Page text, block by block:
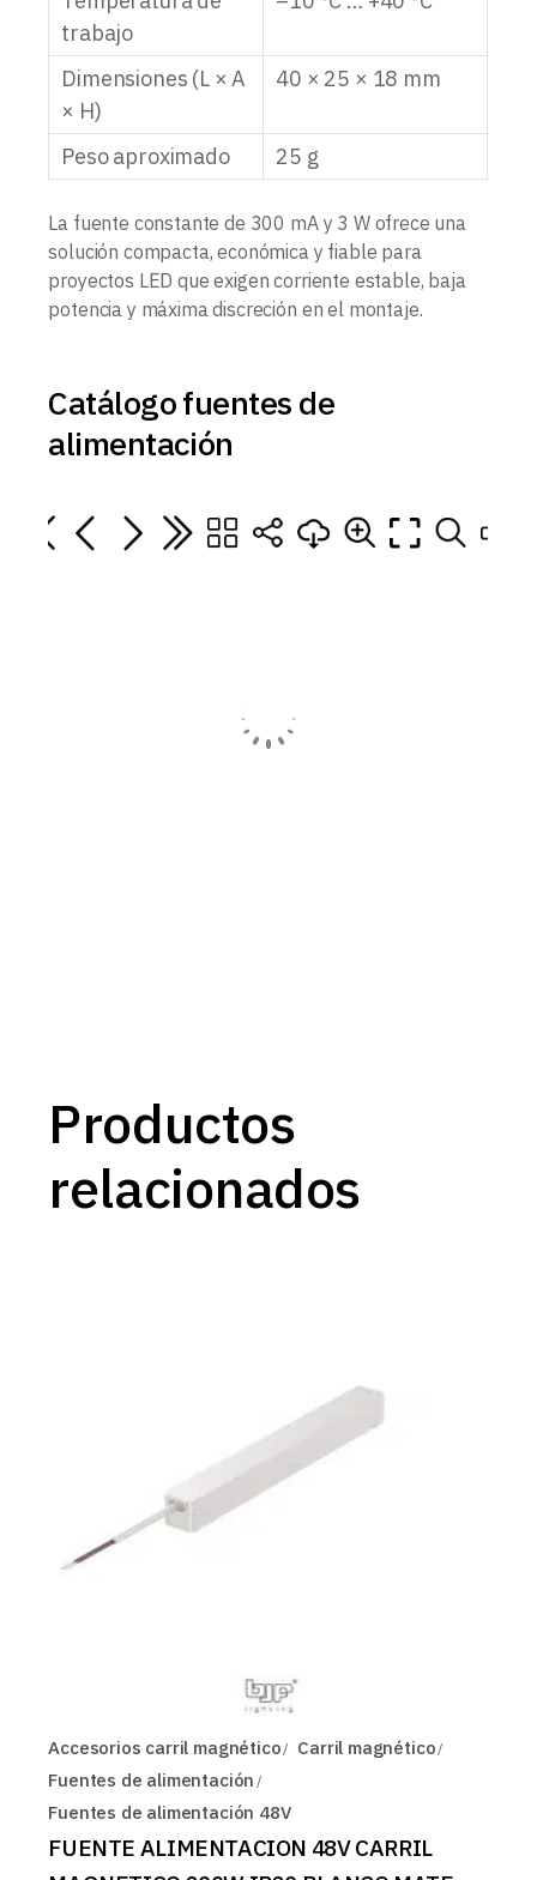
trabajo
Dimensiones (L × A
× H)
40 × 25 × 18 mm
Peso aproximado 25 g
La fuente constante de 300 mA y 3 W ofrece una
solución compacta, económica y fiable para
proyectos LED que exigen corriente estable, baja
potencia y máxima discreción en el montaje.
Catálogo fuentes de
alimentación
Productos
relacionados
Accesorios carril magnético
Carril magnético
Fuentes de alimentación
Fuentes de alimentación 48V
FUENTE ALIMENTACION 48V CARRIL